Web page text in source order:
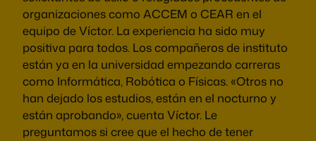
organizaciones como ACCEM o CEAR en el
equipo de Víctor. La experiencia ha sido muy
positiva para todos. Los compañeros de instituto
están ya en la universidad empezando carreras
como Informática, Robótica o Físicas. «Otros no
han dejado los estudios, están en el nocturno y
están aprobando», cuenta Víctor. Le
preguntamos si cree que el hecho de tener